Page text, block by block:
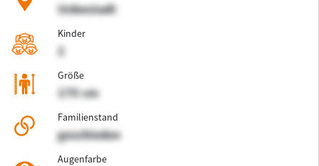
Unbestadt
Kinder
2
Größe
170 cm
Familienstand
geschieden
Augenfarbe